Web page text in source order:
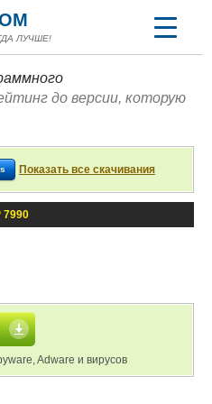
ЛУЧШЕ!
до версии, которую
Показать все скачивания
7990
Adware и вирусов